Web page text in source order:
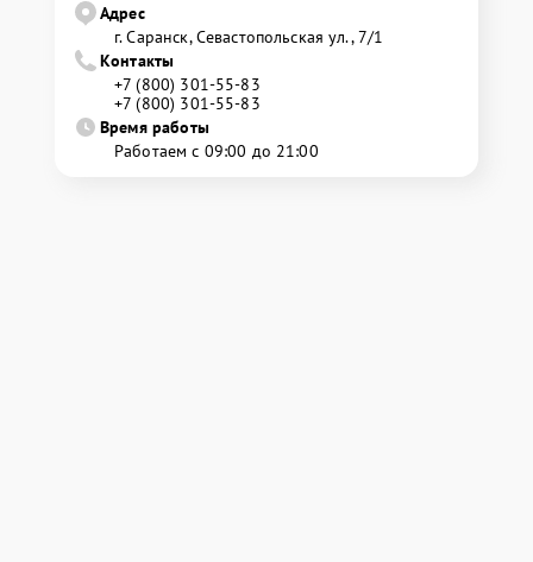
Адрес
г. Саранск, Севастопольская ул., 7/1
Контакты
+7 (800) 301-55-83
+7 (800) 301-55-83
Время работы
Работаем с 09:00 до 21:00